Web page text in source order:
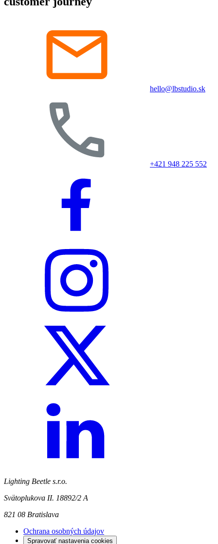
hello@lbstudio.sk
+421 948 225 552
Lighting Beetle s.r.o.
Svätoplukova II. 18892/2 A
821 08 Bratislava
Ochrana osobných údajov
Spravovať nastavenia cookies